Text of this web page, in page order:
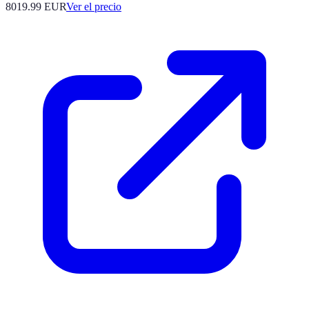
8019.99 EURVer el precio